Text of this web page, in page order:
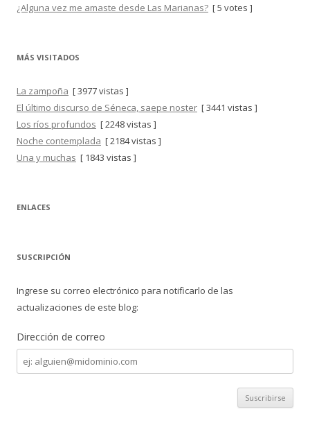
¿Alguna vez me amaste desde Las Marianas? [ 5 votes ]
MÁS VISITADOS
La zampoña [ 3977 vistas ]
El último discurso de Séneca, saepe noster [ 3441 vistas ]
Los ríos profundos [ 2248 vistas ]
Noche contemplada [ 2184 vistas ]
Una y muchas [ 1843 vistas ]
ENLACES
SUSCRIPCIÓN
Ingrese su correo electrónico para notificarlo de las
actualizaciones de este blog:
Dirección de correo
Dirección
de
correo